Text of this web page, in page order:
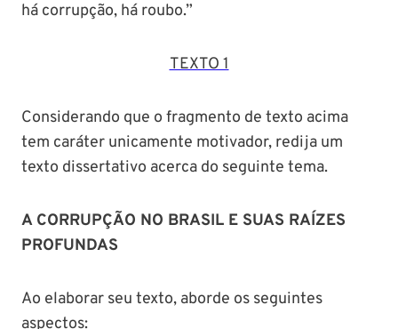
há corrupção, há roubo.”
TEXTO 1
Considerando que o fragmento de texto acima
tem caráter unicamente motivador, redija um
texto dissertativo acerca do seguinte tema.
A CORRUPÇÃO NO BRASIL E SUAS RAÍZES
PROFUNDAS
Ao elaborar seu texto, aborde os seguintes
aspectos: